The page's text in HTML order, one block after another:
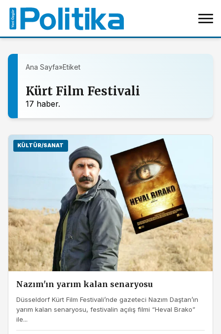
Ana Sayfa»Etiket
Kürt Film Festivali
17 haber.
KÜLTÜR/SANAT
Nazım'ın yarım kalan senaryosu
Düsseldorf Kürt Film Festivali’nde gazeteci Nazım Daştan’ın
yarım kalan senaryosu, festivalin açılış filmi “Heval Brako”
ile...